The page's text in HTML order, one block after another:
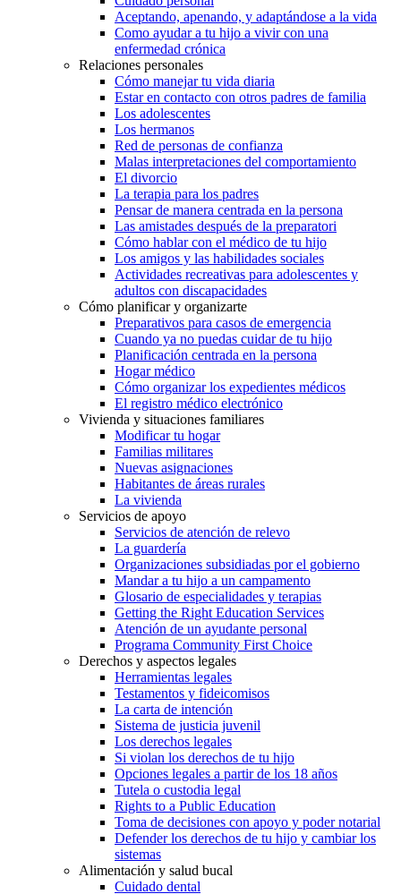
Aceptando, apenando, y adaptándose a la vida
Como ayudar a tu hijo a vivir con una
enfermedad crónica
Relaciones personales
Cómo manejar tu vida diaria
Estar en contacto con otros padres de familia
Los adolescentes
Los hermanos
Red de personas de confianza
Malas interpretaciones del comportamiento
El divorcio
La terapia para los padres
Pensar de manera centrada en la persona
Las amistades después de la preparatori
Cómo hablar con el médico de tu hijo
Los amigos y las habilidades sociales
Actividades recreativas para adolescentes y
adultos con discapacidades
Cómo planificar y organizarte
Preparativos para casos de emergencia
Cuando ya no puedas cuidar de tu hijo
Planificación centrada en la persona
Hogar médico
Cómo organizar los expedientes médicos
El registro médico electrónico
Vivienda y situaciones familiares
Modificar tu hogar
Familias militares
Nuevas asignaciones
Habitantes de áreas rurales
La vivienda
Servicios de apoyo
Servicios de atención de relevo
La guardería
Organizaciones subsidiadas por el gobierno
Mandar a tu hijo a un campamento
Glosario de especialidades y terapias
Getting the Right Education Services
Atención de un ayudante personal
Programa Community First Choice
Derechos y aspectos legales
Herramientas legales
Testamentos y fideicomisos
La carta de intención
Sistema de justicia juvenil
Los derechos legales
Si violan los derechos de tu hijo
Opciones legales a partir de los 18 años
Tutela o custodia legal
Rights to a Public Education
Toma de decisiones con apoyo y poder notarial
Defender los derechos de tu hijo y cambiar los
sistemas
Alimentación y salud bucal
Cuidado dental